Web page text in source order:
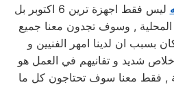
ليس فقط اجهزة ترين 6 اكتوبر بل
المحلية , وسوف تجدون معنا جميع
بسبب ان لدينا امهر الفنيين و
شديد و تفانيهم في العمل هو
, فقط معنا سوف تحتاجون كل ما